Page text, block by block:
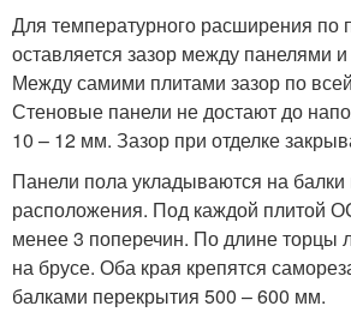
Для температурного расширения по
оставляется зазор между панелями
Между самими плитами зазор по
Стеновые панели не достают до
10 – 12 мм. Зазор при отделке
Панели пола укладываются на балки
расположения. Под каждой плитой
менее 3 поперечин. По длине торцы
на брусе. Оба края крепятся
балками перекрытия 500 – 600 мм.